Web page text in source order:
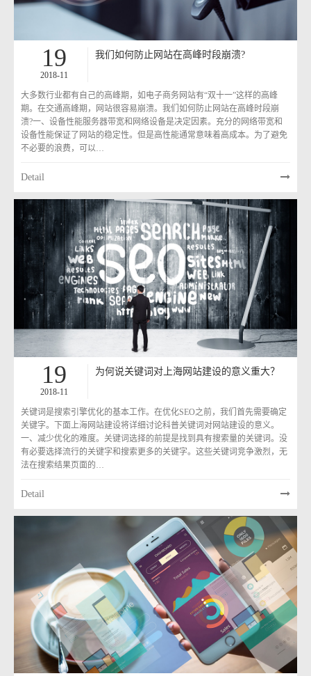
19
2018-11
我们如何防止网站在高峰时段崩溃?
大多数行业都有自己的高峰期，如电子商务网站有“双十一”这样的高峰
期。在交通高峰期，网站很容易崩溃。我们如何防止网站在高峰时段崩
溃?一、设备性能服务器带宽和网络设备是决定因素。充分的网络带宽和
设备性能保证了网站的稳定性。但是高性能通常意味着高成本。为了避免
不必要的浪费，可以…
Detail
19
2018-11
为何说关键词对上海网站建设的意义重大？
关键词是搜索引擎优化的基本工作。在优化SEO之前，我们首先需要确定
关键字。下面上海网站建设将详细讨论科普关键词对网站建设的意义。
一、减少优化的难度。关键词选择的前提是找到具有搜索量的关键词。没
有必要选择流行的关键字和搜索更多的关键字。这些关键词竞争激烈，无
法在搜索结果页面的…
Detail